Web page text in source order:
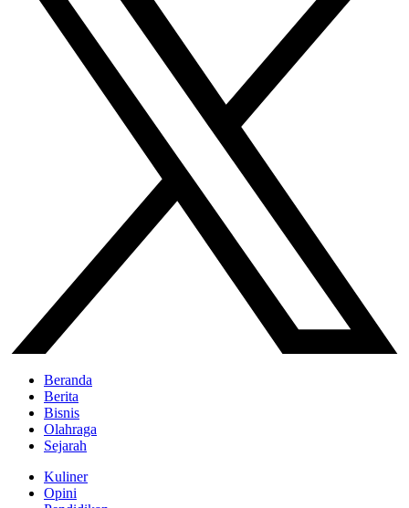
Beranda
Berita
Bisnis
Olahraga
Sejarah
Kuliner
Opini